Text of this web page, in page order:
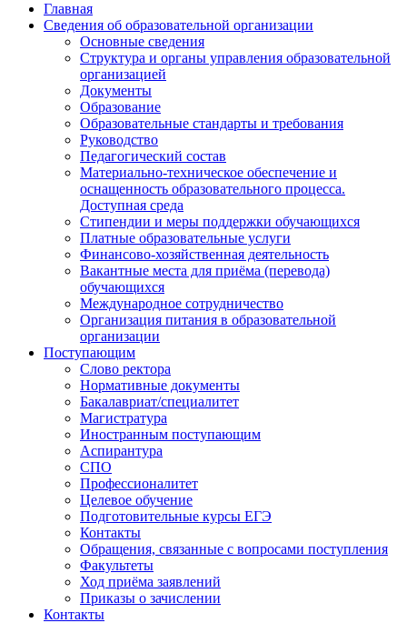
Главная
Сведения об образовательной организации
Основные сведения
Структура и органы управления образовательной
организацией
Документы
Образование
Образовательные стандарты и требования
Руководство
Педагогический состав
Материально-техническое обеспечение и
оснащенность образовательного процесса.
Доступная среда
Стипендии и меры поддержки обучающихся
Платные образовательные услуги
Финансово-хозяйственная деятельность
Вакантные места для приёма (перевода)
обучающихся
Международное сотрудничество
Организация питания в образовательной
организации
Поступающим
Слово ректора
Нормативные документы
Бакалавриат/специалитет
Магистратура
Иностранным поступающим
Аспирантура
СПО
Профессионалитет
Целевое обучение
Подготовительные курсы ЕГЭ
Контакты
Обращения, связанные с вопросами поступления
Факультеты
Ход приёма заявлений
Приказы о зачислении
Контакты